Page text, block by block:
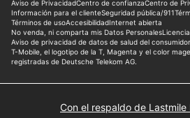
Con el respaldo de